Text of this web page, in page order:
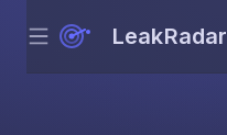
Menu LeakRadar